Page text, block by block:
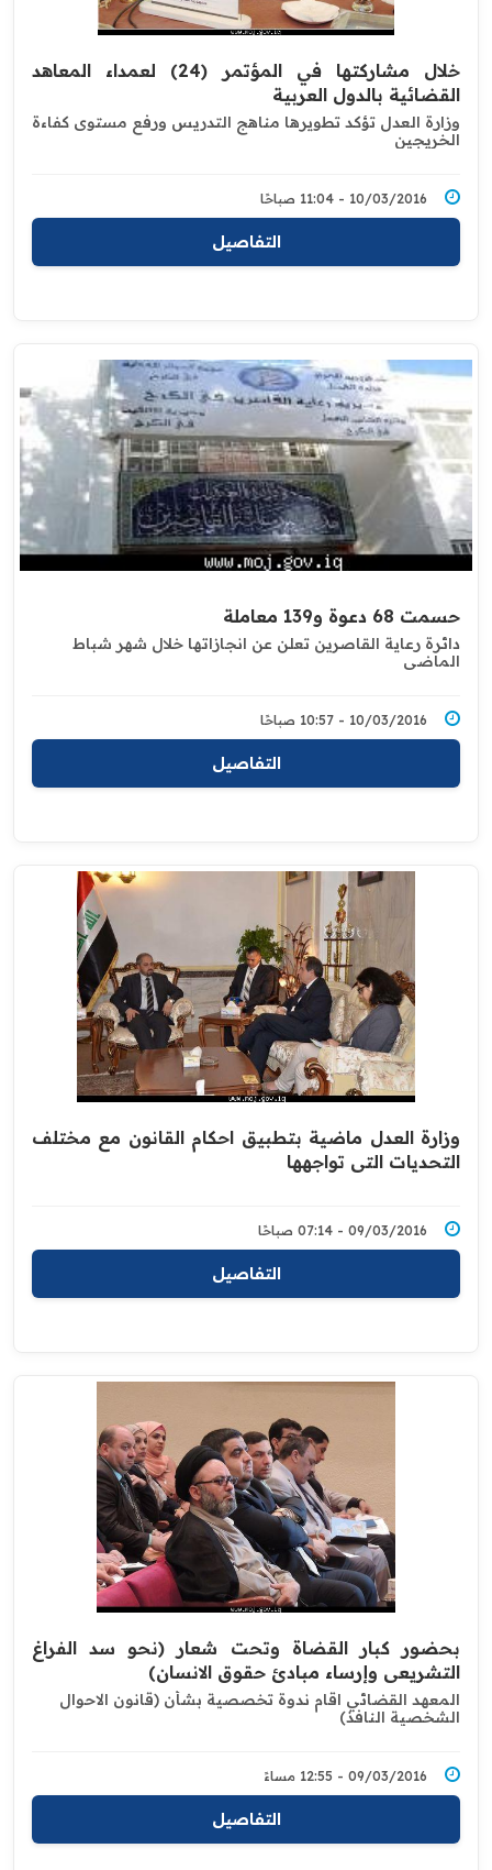
خلال مشاركتها في المؤتمر (24) لعمداء المعاهد
القضائية بالدول العربية
وزارة العدل تؤكد تطويرها مناهج التدريس ورفع مستوى كفاءة
الخريجين
10/03/2016 - 11:04 صباحًا
التفاصيل
حسمت 68 دعوة و139 معاملة
دائرة رعاية القاصرين تعلن عن انجازاتها خلال شهر شباط
الماضي
10/03/2016 - 10:57 صباحًا
التفاصيل
وزارة العدل ماضية بتطبيق احكام القانون مع مختلف
التحديات التي تواجهها
09/03/2016 - 07:14 صباحًا
التفاصيل
بحضور كبار القضاة وتحت شعار (نحو سد الفراغ
التشريعي وإرساء مبادئ حقوق الانسان)
المعهد القضائي اقام ندوة تخصصية بشأن (قانون الاحوال
الشخصية النافذ)
09/03/2016 - 12:55 مساءً
التفاصيل